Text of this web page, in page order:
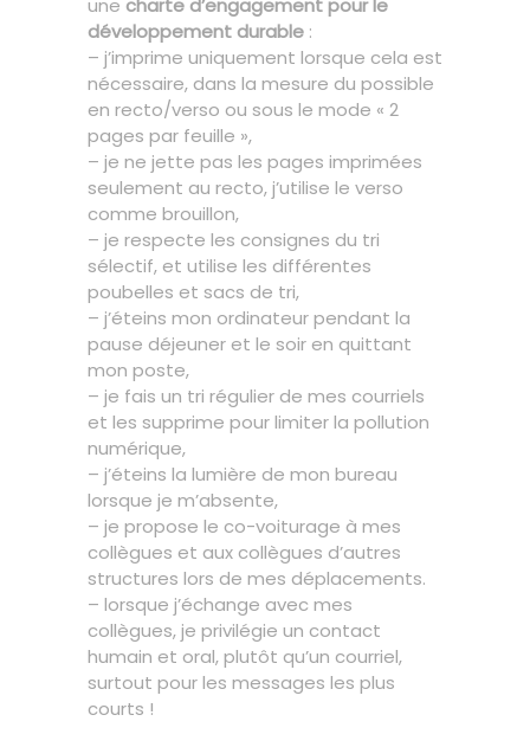
une charte d’engagement pour le
développement durable:
– j’imprime uniquement lorsque cela est
nécessaire, dans la mesure du possible
en recto/verso ou sous le mode « 2
pages par feuille »,
– je ne jette pas les pages imprimées
seulement au recto, j’utilise le verso
comme brouillon,
– je respecte les consignes du tri
sélectif, et utilise les différentes
poubelles et sacs de tri,
– j’éteins mon ordinateur pendant la
pause déjeuner et le soir en quittant
mon poste,
– je fais un tri régulier de mes courriels
et les supprime pour limiter la pollution
numérique,
– j’éteins la lumière de mon bureau
lorsque je m’absente,
– je propose le co-voiturage à mes
collègues et aux collègues d’autres
structures lors de mes déplacements.
– lorsque j’échange avec mes
collègues, je privilégie un contact
humain et oral, plutôt qu’un courriel,
surtout pour les messages les plus
courts !